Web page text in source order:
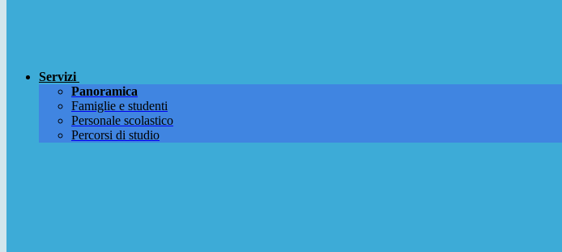
Servizi
Panoramica
Famiglie e studenti
Personale scolastico
Percorsi di studio